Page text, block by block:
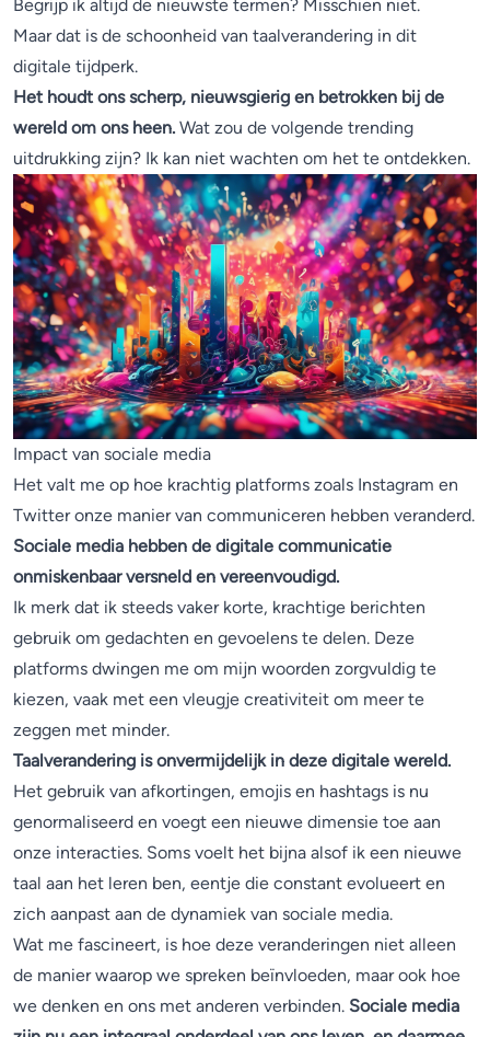
Begrijp ik altijd de nieuwste termen? Misschien niet.
Maar dat is de schoonheid van taalverandering in dit
digitale tijdperk.
Het houdt ons scherp, nieuwsgierig en betrokken bij de
wereld om ons heen. Wat zou de volgende trending
uitdrukking zijn? Ik kan niet wachten om het te ontdekken.
Impact van sociale media
Het valt me op hoe krachtig platforms zoals Instagram en
Twitter onze manier van communiceren hebben veranderd.
Sociale media hebben de digitale communicatie
onmiskenbaar versneld en vereenvoudigd.
Ik merk dat ik steeds vaker korte, krachtige berichten
gebruik om gedachten en gevoelens te delen. Deze
platforms dwingen me om mijn woorden zorgvuldig te
kiezen, vaak met een vleugje creativiteit om meer te
zeggen met minder.
Taalverandering is onvermijdelijk in deze digitale wereld.
Het gebruik van afkortingen, emojis en hashtags is nu
genormaliseerd en voegt een nieuwe dimensie toe aan
onze interacties. Soms voelt het bijna alsof ik een nieuwe
taal aan het leren ben, eentje die constant evolueert en
zich aanpast aan de dynamiek van sociale media.
Wat me fascineert, is hoe deze veranderingen niet alleen
de manier waarop we spreken beïnvloeden, maar ook hoe
we denken en ons met anderen verbinden. Sociale media